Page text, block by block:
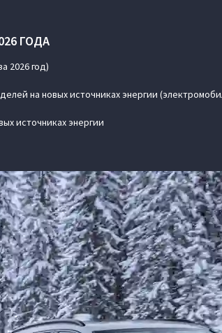
ГОДА
2026 год)
на новых источниках энергии
источниках энергии